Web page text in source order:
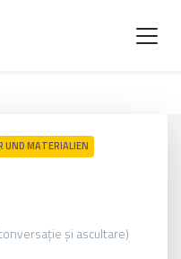
MATERIALIEN
și ascultare)